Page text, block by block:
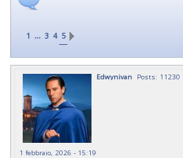
1 ... 3 4 5
Edwynivan Posts: 11230
1 febbraio, 2026 - 15:19